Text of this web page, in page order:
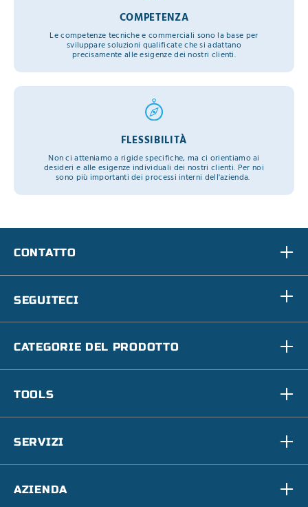
COMPETENZA
Le competenze tecniche e commerciali sono la base per
sviluppare soluzioni qualificate che si adattano
precisamente alle esigenze dei nostri clienti.
FLESSIBILITÀ
Non ci atteniamo a rigide specifiche, ma ci orientiamo ai
desideri e alle esigenze individuali dei nostri clienti. Per noi
sono più importanti dei processi interni dell'azienda.
CONTATTO
SEGUITECI
CATEGORIE DEL PRODOTTO
TOOLS
SERVIZI
AZIENDA